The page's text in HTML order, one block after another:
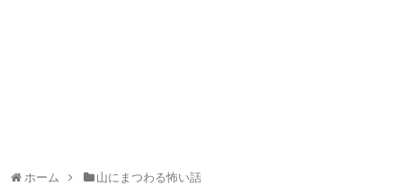
ホーム 山にまつわる怖い話